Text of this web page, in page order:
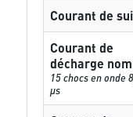
Courant de
Courant de
décharge
15 chocs en onde
µs